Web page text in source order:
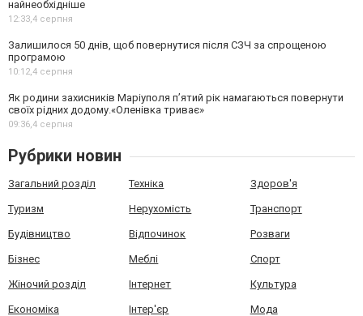
найнеобхідніше
12:33,4 серпня
Залишилося 50 днів, щоб повернутися після СЗЧ за спрощеною
програмою
10:12,4 серпня
Як родини захисників Маріуполя пʼятий рік намагаються повернути
своїх рідних додому.«Оленівка триває»
09:36,4 серпня
Рубрики новин
Загальний розділ Техніка Здоров'я
Туризм Нерухомість Транспорт
Будівництво Відпочинок Розваги
Бізнес Меблі Спорт
Жіночий розділ Інтернет Культура
Економіка Інтер'єр Мода